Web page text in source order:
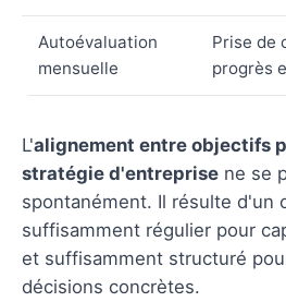
Autoévaluation
mensuelle
Prise de
progrès
L'alignement entre objectifs
stratégie d'entreprise ne se
spontanément. Il résulte d'un
suffisamment régulier pour
et suffisamment structuré
décisions concrètes.